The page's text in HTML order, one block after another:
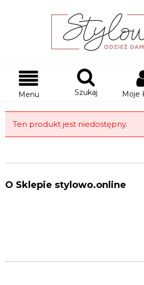
Menu Szukaj Moje
Ten produkt jest niedostępny.
O Sklepie stylowo.online